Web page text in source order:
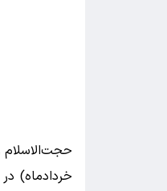
خردادماه)